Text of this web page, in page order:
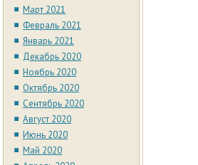
Март 2021
Февраль 2021
Январь 2021
Декабрь 2020
Ноябрь 2020
Октябрь 2020
Сентябрь 2020
Август 2020
Июнь 2020
Май 2020